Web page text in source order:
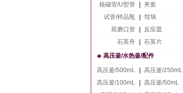
核磁管/U型管
夹套
试管/样品瓶
坩埚
双磨口管
反应皿
石英舟
石英片
高压釜/水热釜/配件
高压釜/500mL
高压釜/250mL
高压釜/100mL
高压釜/50mL